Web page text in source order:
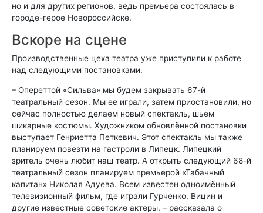
но и для других регионов, ведь премьера состоялась в
городе-герое Новороссийске.
Вскоре на сцене
Производственные цеха театра уже приступили к работе
над следующими постановками.
– Опереттой «Сильва» мы будем закрывать 67-й
театральный сезон. Мы её играли, затем приостановили, но
сейчас полностью делаем новый спектакль, шьём
шикарные костюмы. Художником обновлённой постановки
выступает Генриетта Петкевич. Этот спектакль мы также
планируем повезти на гастроли в Липецк. Липецкий
зритель очень любит наш театр. А открыть следующий 68-й
театральный сезон планируем премьерой «Табачный
капитан» Николая Адуева. Всем известен одноимённый
телевизионный фильм, где играли Гурченко, Вицин и
другие известные советские актёры, – рассказала о